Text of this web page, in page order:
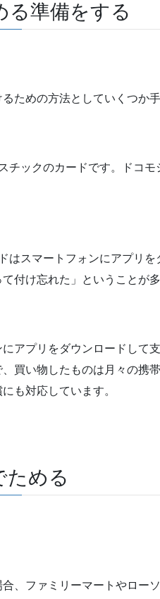
る準備をする
ための方法としていくつか
チックのカードです。ドコ
はスマートフォンにアプリ
付け忘れた」ということが
にアプリをダウンロードして
買い物したものは月々の携
も対応しています。
ためる
、ファミリーマートやローソ